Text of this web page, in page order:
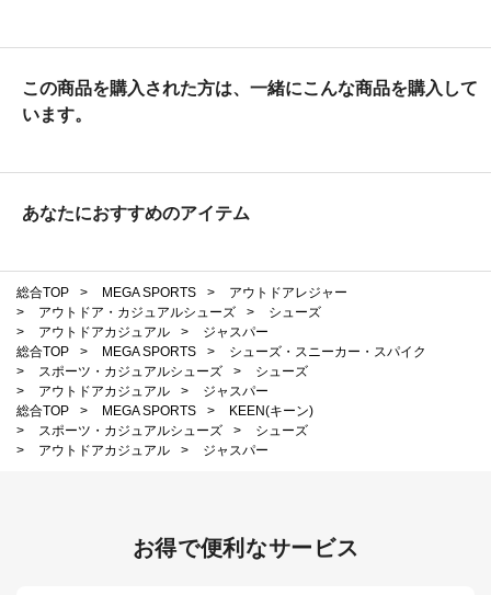
この商品を購入された方は、一緒にこんな商品を購入して
います。
あなたにおすすめのアイテム
総合TOP > MEGA SPORTS >
アウトドアレジャー
>
アウトドア・カジュアルシューズ >
シューズ
>
アウトドアカジュアル >
ジャスパー
総合TOP
> MEGA SPORTS >
シューズ・スニーカー・スパイク
>
スポーツ・カジュアルシューズ >
シューズ
>
アウトドアカジュアル >
ジャスパー
総合TOP
> MEGA SPORTS >
KEEN(キーン)
>
スポーツ・カジュアルシューズ >
シューズ
>
アウトドアカジュアル > ジャスパー
お得で便利なサービス